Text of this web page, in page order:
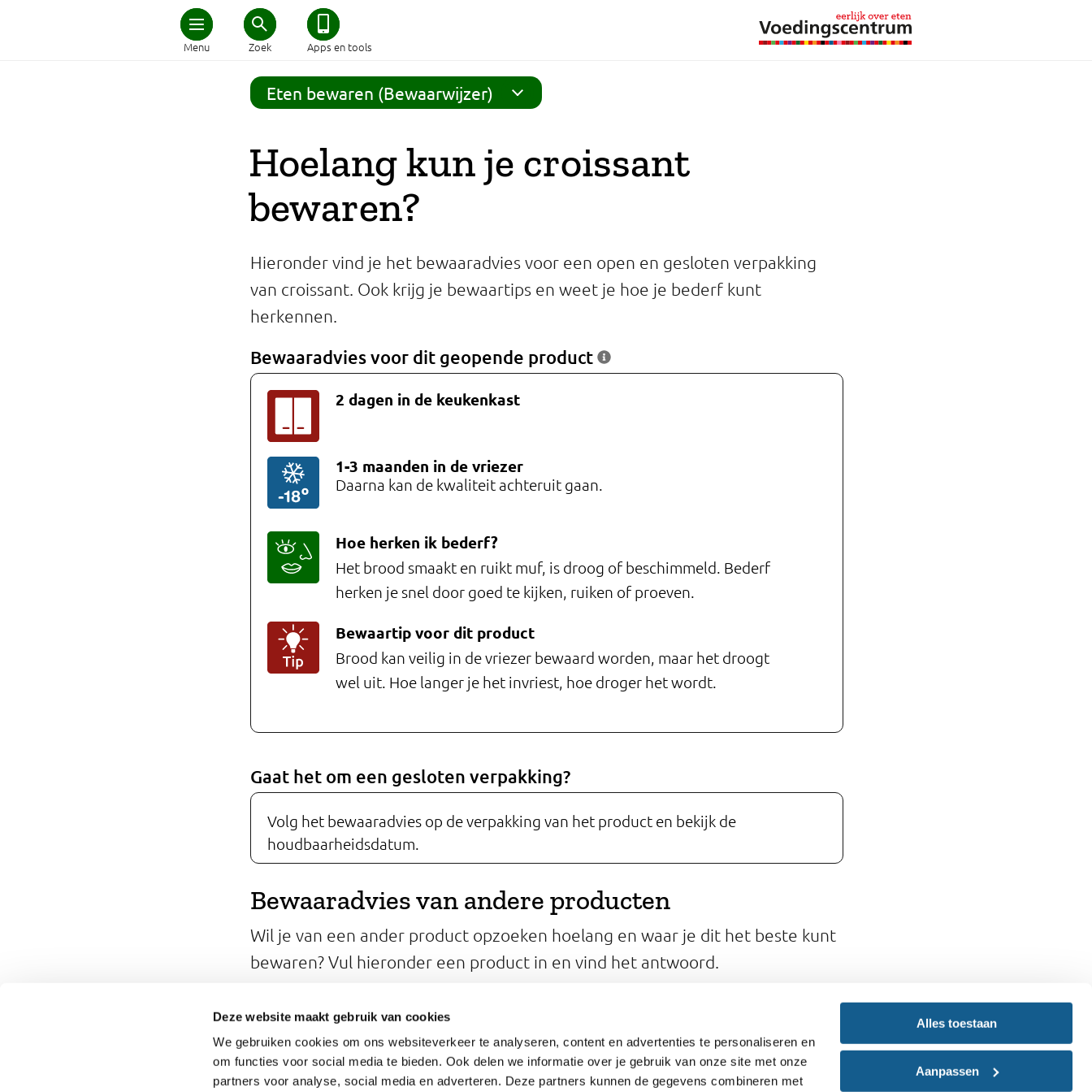
Deze website maakt gebruik van cookies
We gebruiken cookies om ons websiteverkeer te analyseren, content en advertenties te personaliseren en
om functies voor social media te bieden. Ook delen we informatie over je gebruik van onze site met onze
partners voor analyse, social media en adverteren. Deze partners kunnen de gegevens combineren met
Alles toestaan
Aanpassen
Menu Zoek Apps en tools
Home
Schijf van Vijf
Afvallen
Zwanger en kind
Duurzaam eten
Veilig eten
Professionals
Eetomgevingen
Eten bewaren (Bewaarwijzer)
Hoelang kun je croissant
bewaren?
Hieronder vind je het bewaaradvies voor een open en gesloten verpakking
van croissant. Ook krijg je bewaartips en weet je hoe je bederf kunt
herkennen.
Bewaaradvies voor dit geopende product
2 dagen in de keukenkast
1-3 maanden in de vriezer
Daarna kan de kwaliteit achteruit gaan.
Hoe herken ik bederf?
Het brood smaakt en ruikt muf, is droog of beschimmeld. Bederf
herken je snel door goed te kijken, ruiken of proeven.
Bewaartip voor dit product
Brood kan veilig in de vriezer bewaard worden, maar het droogt
wel uit. Hoe langer je het invriest, hoe droger het wordt.
Gaat het om een gesloten verpakking?
Volg het bewaaradvies op de verpakking van het product en bekijk de
houdbaarheidsdatum.
Bewaaradvies van andere producten
Wil je van een ander product opzoeken hoelang en waar je dit het beste kunt
bewaren? Vul hieronder een product in en vind het antwoord.
Hoelang kun je een geopend product bewaren?